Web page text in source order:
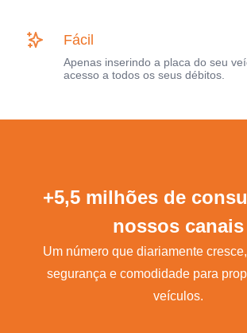
Fácil
Apenas inserindo a placa do seu
acesso a todos os seus débitos.
+5,5 milhões de
nossos canais
Um número que diariamente
segurança e comodidade para
veículos.